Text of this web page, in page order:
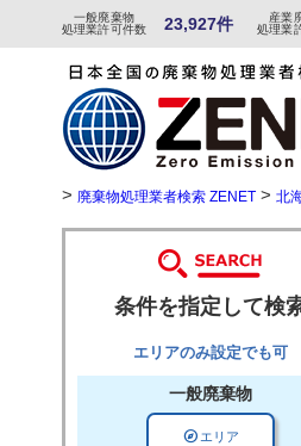
一般廃棄物
処理業許可件数
23,927件 産業
処理業
> 廃棄物処理業者検索 ZENET > 北
条件を指定して検
エリアのみ設定でも可
一般廃棄物
explore エリア